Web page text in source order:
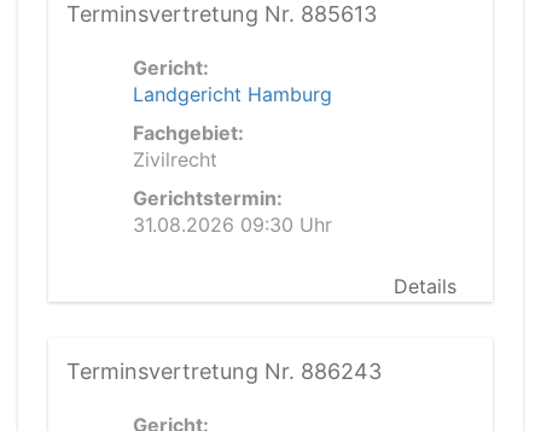
Terminsvertretung Nr. 885613
Gericht:
Landgericht Hamburg
Fachgebiet:
Zivilrecht
Gerichtstermin:
31.08.2026 09:30 Uhr
Details
Terminsvertretung Nr. 886243
Gericht: